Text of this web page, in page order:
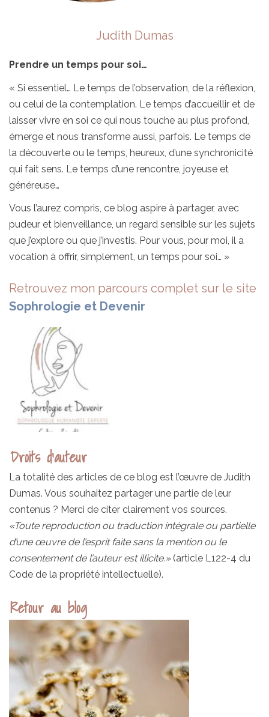
Judith Dumas
Prendre un temps pour soi…
« Si essentiel… Le temps de l’observation, de la réflexion,
ou celui de la contemplation. Le temps d’accueillir et de
laisser vivre en soi ce qui nous touche au plus profond,
émerge et nous transforme aussi, parfois. Le temps de
la découverte ou le temps, heureux, d’une synchronicité
qui fait sens. Le temps d’une rencontre, joyeuse et
généreuse…
Vous l’aurez compris, ce blog aspire à partager, avec
pudeur et bienveillance, un regard sensible sur les sujets
que j’explore ou que j’investis. Pour vous, pour moi, il a
vocation à offrir, simplement, un temps pour soi… »
Retrouvez mon parcours complet sur le site
Sophrologie et Devenir
Droits d’auteur
La totalité des articles de ce blog est l’œuvre de Judith
Dumas. Vous souhaitez partager une partie de leur
contenus ? Merci de citer clairement vos sources.
«Toute reproduction ou traduction intégrale ou partielle
d’une œuvre de l’esprit faite sans la mention ou le
consentement de l’auteur est illicite.»(article L122-4 du
Code de la propriété intellectuelle).
Retour au blog